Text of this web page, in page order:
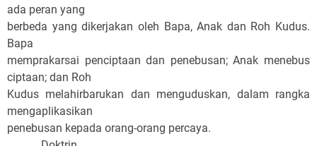
ada peran yang
berbeda yang dikerjakan oleh Bapa, Anak dan Roh Kudus.
Bapa
memprakarsai penciptaan dan penebusan; Anak menebus
ciptaan; dan Roh
Kudus melahirbarukan dan menguduskan, dalam rangka
mengaplikasikan
penebusan kepada orang-orang percaya.